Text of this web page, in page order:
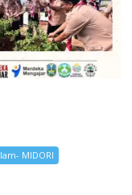
MIDORI